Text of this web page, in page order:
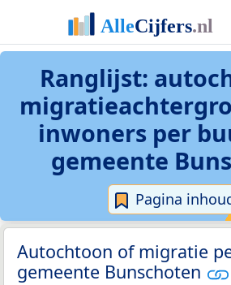
Ranglijst:
inwoners per
gemeente
Pagina
Autochtoon of migratie
gemeente Bunschoten